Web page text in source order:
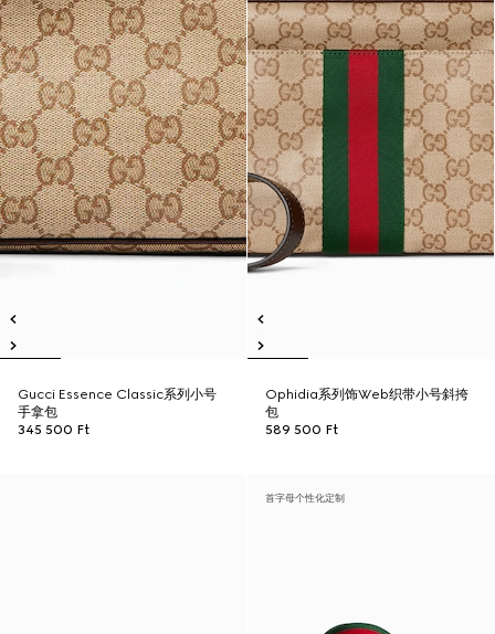
Gucci Essence Classic系列小号
手拿包
345 500 Ft
Ophidia系列饰Web织带小号斜挎
包
589 500 Ft
首字母个性化定制